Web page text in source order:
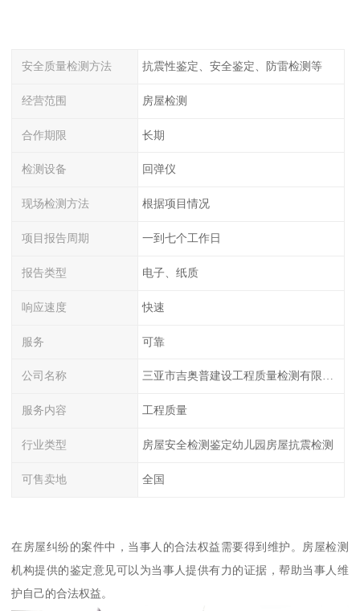
安全质量检测方法 抗震性鉴定、安全鉴定、防雷检测等
经营范围 房屋检测
合作期限 长期
检测设备 回弹仪
现场检测方法 根据项目情况
项目报告周期 一到七个工作日
报告类型 电子、纸质
响应速度 快速
服务 可靠
公司名称 三亚市吉奥普建设工程质量检测有限公司陕西分公司
服务内容 工程质量
行业类型 房屋安全检测鉴定幼儿园房屋抗震检测
可售卖地 全国
在房屋纠纷的案件中，当事人的合法权益需要得到维护。房屋检测
机构提供的鉴定意见可以为当事人提供有力的证据，帮助当事人维
护自己的合法权益。